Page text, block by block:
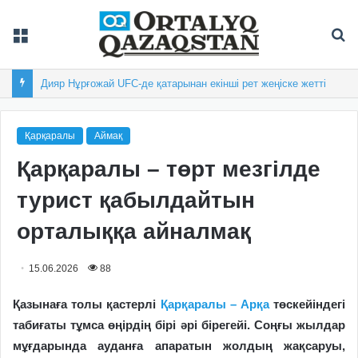
Дияр Нұрғожай UFC-де қатарынан екінші рет жеңіске жетті
Қарқаралы Аймақ
Қарқаралы – төрт мезгілде
турист қабылдайтын
орталыққа айналмақ
15.06.2026 88
Қазынаға толы қастерлі Қарқаралы – Арқатөскейіндегі
табиғаты тұмса өңірдің бірі әрі бірегейі. Соңғы жылдар
мұғдарында ауданға апаратын жолдың жақсаруы,